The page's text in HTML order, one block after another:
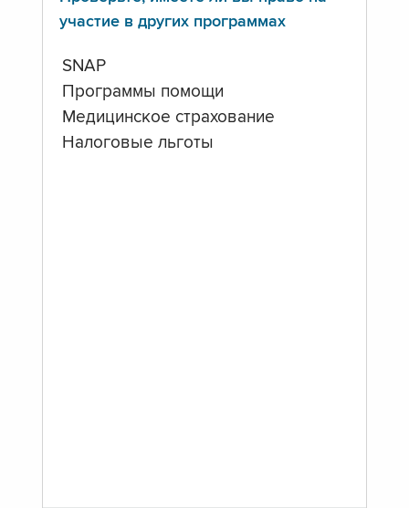
участие в других программах
SNAP
Программы помощи
Медицинское страхование
Налоговые льготы